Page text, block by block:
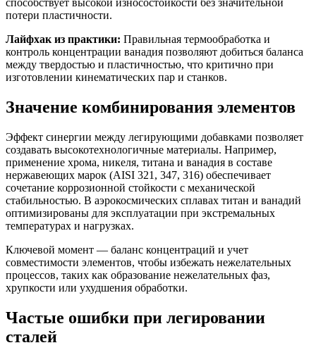
способствует высокой износостойкости без значительной
потери пластичности.
Лайфхак из практики: Правильная термообработка и
контроль концентрации ванадия позволяют добиться баланса
между твердостью и пластичностью, что критично при
изготовлении кинематических пар и станков.
Значение комбинирования элементов
Эффект синергии между легирующими добавками позволяет
создавать высокотехнологичные материалы. Например,
применение хрома, никеля, титана и ванадия в составе
нержавеющих марок (AISI 321, 347, 316) обеспечивает
сочетание коррозионной стойкости с механической
стабильностью. В аэрокосмических сплавах титан и ванадий
оптимизированы для эксплуатации при экстремальных
температурах и нагрузках.
Ключевой момент — баланс концентраций и учет
совместимости элементов, чтобы избежать нежелательных
процессов, таких как образование нежелательных фаз,
хрупкости или ухудшения обработки.
Частые ошибки при легировании
сталей